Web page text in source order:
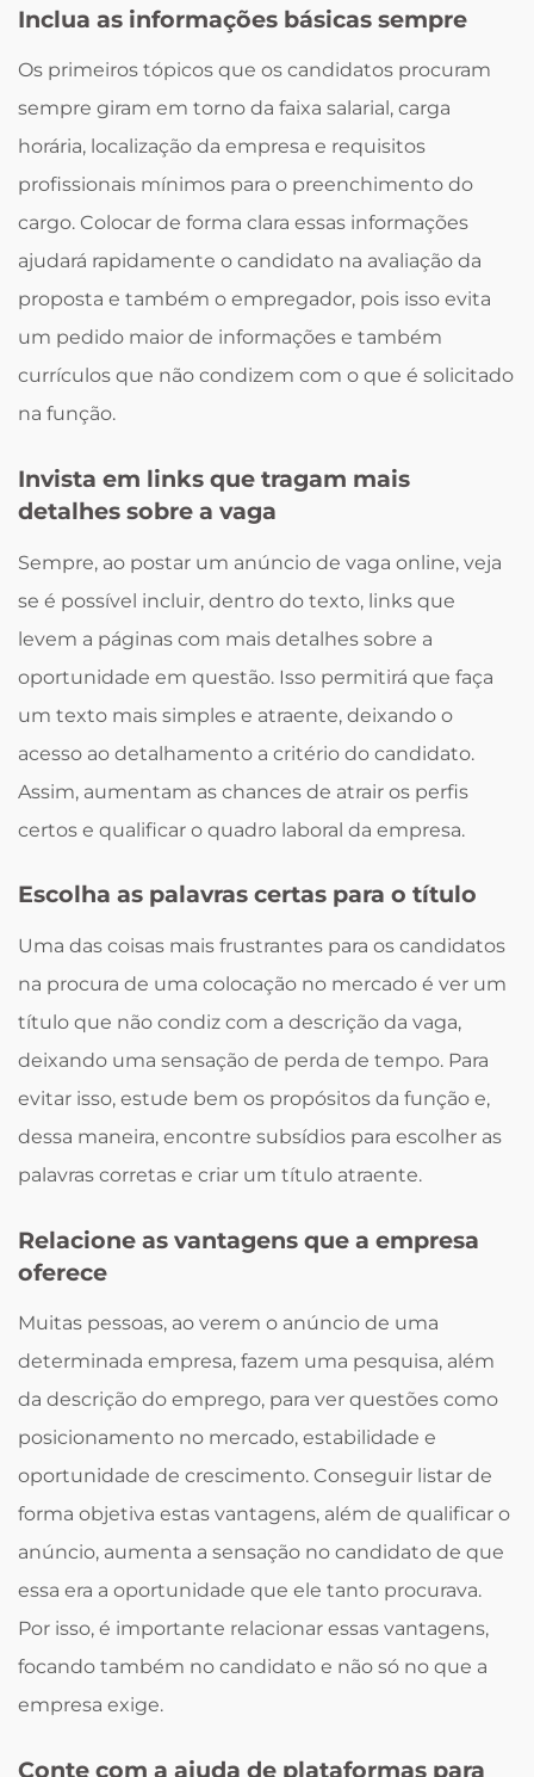
Inclua as informações básicas sempre
Os primeiros tópicos que os candidatos procuram
sempre giram em torno da faixa salarial, carga
horária, localização da empresa e requisitos
profissionais mínimos para o preenchimento do
cargo. Colocar de forma clara essas informações
ajudará rapidamente o candidato na avaliação da
proposta e também o empregador, pois isso evita
um pedido maior de informações e também
currículos que não condizem com o que é solicitado
na função.
Invista em links que tragam mais
detalhes sobre a vaga
Sempre, ao postar um anúncio de vaga online, veja
se é possível incluir, dentro do texto, links que
levem a páginas com mais detalhes sobre a
oportunidade em questão. Isso permitirá que faça
um texto mais simples e atraente, deixando o
acesso ao detalhamento a critério do candidato.
Assim, aumentam as chances de atrair os perfis
certos e qualificar o quadro laboral da empresa.
Escolha as palavras certas para o título
Uma das coisas mais frustrantes para os candidatos
na procura de uma colocação no mercado é ver um
título que não condiz com a descrição da vaga,
deixando uma sensação de perda de tempo. Para
evitar isso, estude bem os propósitos da função e,
dessa maneira, encontre subsídios para escolher as
palavras corretas e criar um título atraente.
Relacione as vantagens que a empresa
oferece
Muitas pessoas, ao verem o anúncio de uma
determinada empresa, fazem uma pesquisa, além
da descrição do emprego, para ver questões como
posicionamento no mercado, estabilidade e
oportunidade de crescimento. Conseguir listar de
forma objetiva estas vantagens, além de qualificar o
anúncio, aumenta a sensação no candidato de que
essa era a oportunidade que ele tanto procurava.
Por isso, é importante relacionar essas vantagens,
focando também no candidato e não só no que a
empresa exige.
Conte com a ajuda de plataformas para